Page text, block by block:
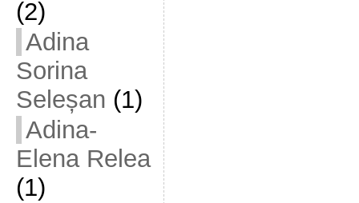
(2)
Adina
Sorina
Seleșan (1)
Adina-
Elena Relea
(1)